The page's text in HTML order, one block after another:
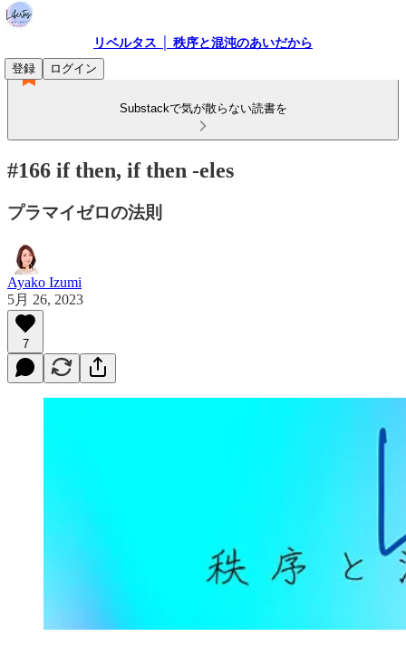
リベルタス │ 秩序と混沌のあいだから
登録
ログイン
Substackで気が散らない読書を
#166 if then, if then -eles
プラマイゼロの法則
Ayako Izumi
5月 26, 2023
7